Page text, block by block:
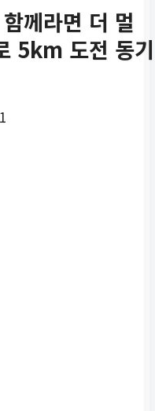
께라면 더 멀
5km 도전 동기